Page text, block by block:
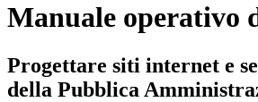
Manuale operativo
Progettare siti internet e
della Pubblica